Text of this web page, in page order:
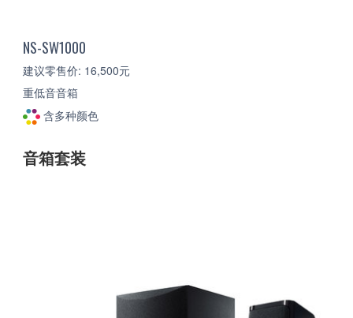
NS-SW1000
建议零售价: 16,500元
重低音音箱
含多种颜色
音箱套装